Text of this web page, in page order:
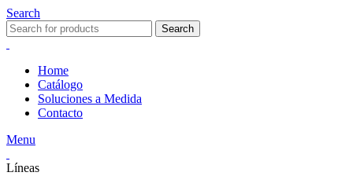
Search
Search
Home
Catálogo
Soluciones a Medida
Contacto
Menu
Líneas